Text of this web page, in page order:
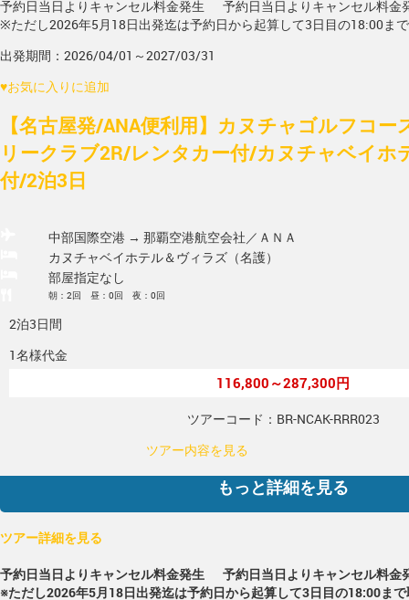
予約日当日よりキャンセル料金発生
予約日当日よりキャンセル料金
※ただし2026年5月18日出発迄は予約日から起算して3日目の18:00ま
出発期間：2026/04/01～2027/03/31
♥お気に入りに追加
【名古屋発/ANA便利用】カヌチャゴルフコ
リークラブ2R/レンタカー付/カヌチャベイホ
付/2泊3日
中部国際空港 → 那覇空港航空会社／ＡＮＡ
カヌチャベイホテル＆ヴィラズ（名護）
部屋指定なし
朝：2回 昼：0回 夜：0回
2泊3日間
1名様代金
116,800～287,300円
ツアーコード：BR-NCAK-RRR023
ツアー内容を見る
もっと詳細を見る
ツアー詳細を見る
予約日当日よりキャンセル料金発生
予約日当日よりキャンセル料金
※ただし2026年5月18日出発迄は予約日から起算して3日目の18:00ま